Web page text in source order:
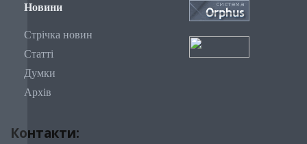
Новини
Стрічка новин
Статті
Думки
Архів
Контакти: